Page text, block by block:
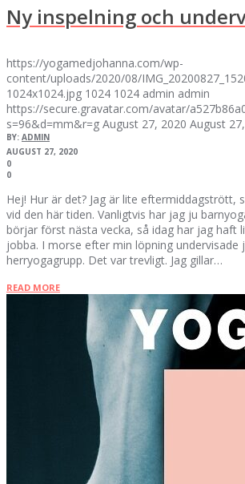
Ny inspelning och
https://yogamedjohanna.com/wp-
content/uploads/2020/08/
1024x1024.jpg 1024 1024 admin admin
https://secure.gravatar.com/avatar/
s=96&d=mm&r=g August 27, 2020 August
BY: ADMIN
AUGUST 27, 2020
0
0
Hej! Hur är det? Jag är lite eftermiddagstrött,
vid den här tiden. Vanligtvis har jag ju
börjar först nästa vecka, så idag har jag haft
jobba. I morse efter min löpning undervisade
herryogagrupp. Det var trevligt. Jag gillar…
READ MORE